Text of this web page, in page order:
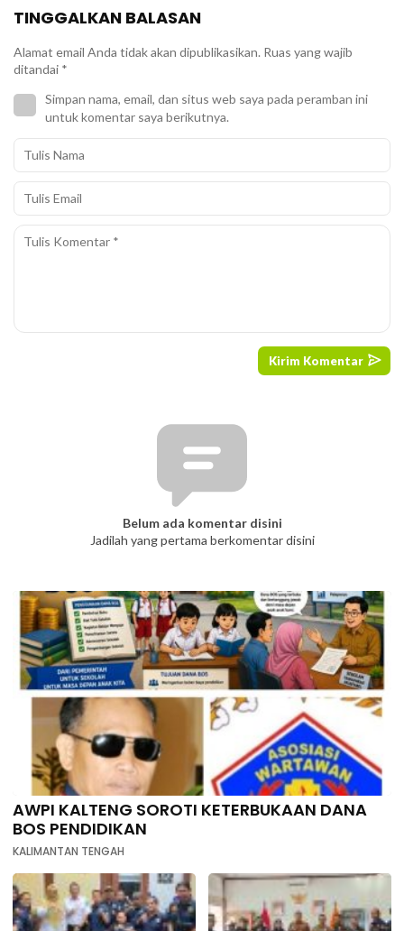
TINGGALKAN BALASAN
Alamat email Anda tidak akan dipublikasikan. Ruas yang wajib
ditandai *
Simpan nama, email, dan situs web saya pada peramban ini
untuk komentar saya berikutnya.
Belum ada komentar disini
Jadilah yang pertama berkomentar disini
AWPI KALTENG SOROTI KETERBUKAAN DANA
BOS PENDIDIKAN
KALIMANTAN TENGAH